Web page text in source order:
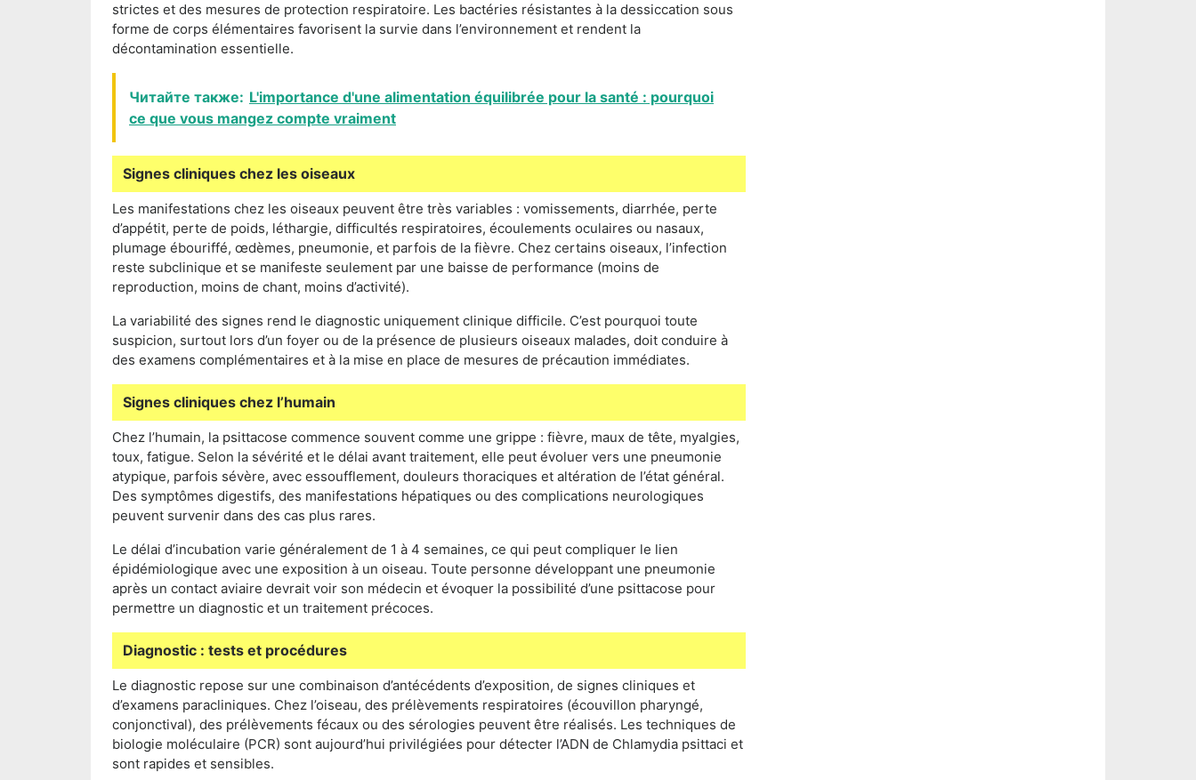
strictes et des mesures de protection respiratoire. Les bactéries résistantes à la dessiccation sous
forme de corps élémentaires favorisent la survie dans l’environnement et rendent la
décontamination essentielle.
Читайте также: L'importance d'une alimentation équilibrée pour la santé : pourquoi
ce que vous mangez compte vraiment
Signes cliniques chez les oiseaux
Les manifestations chez les oiseaux peuvent être très variables : vomissements, diarrhée, perte
d’appétit, perte de poids, léthargie, difficultés respiratoires, écoulements oculaires ou nasaux,
plumage ébouriffé, œdèmes, pneumonie, et parfois de la fièvre. Chez certains oiseaux, l’infection
reste subclinique et se manifeste seulement par une baisse de performance (moins de
reproduction, moins de chant, moins d’activité).
La variabilité des signes rend le diagnostic uniquement clinique difficile. C’est pourquoi toute
suspicion, surtout lors d’un foyer ou de la présence de plusieurs oiseaux malades, doit conduire à
des examens complémentaires et à la mise en place de mesures de précaution immédiates.
Signes cliniques chez l’humain
Chez l’humain, la psittacose commence souvent comme une grippe : fièvre, maux de tête, myalgies,
toux, fatigue. Selon la sévérité et le délai avant traitement, elle peut évoluer vers une pneumonie
atypique, parfois sévère, avec essoufflement, douleurs thoraciques et altération de l’état général.
Des symptômes digestifs, des manifestations hépatiques ou des complications neurologiques
peuvent survenir dans des cas plus rares.
Le délai d’incubation varie généralement de 1 à 4 semaines, ce qui peut compliquer le lien
épidémiologique avec une exposition à un oiseau. Toute personne développant une pneumonie
après un contact aviaire devrait voir son médecin et évoquer la possibilité d’une psittacose pour
permettre un diagnostic et un traitement précoces.
Diagnostic : tests et procédures
Le diagnostic repose sur une combinaison d’antécédents d’exposition, de signes cliniques et
d’examens paracliniques. Chez l’oiseau, des prélèvements respiratoires (écouvillon pharyngé,
conjonctival), des prélèvements fécaux ou des sérologies peuvent être réalisés. Les techniques de
biologie moléculaire (PCR) sont aujourd’hui privilégiées pour détecter l’ADN de Chlamydia psittaci et
sont rapides et sensibles.